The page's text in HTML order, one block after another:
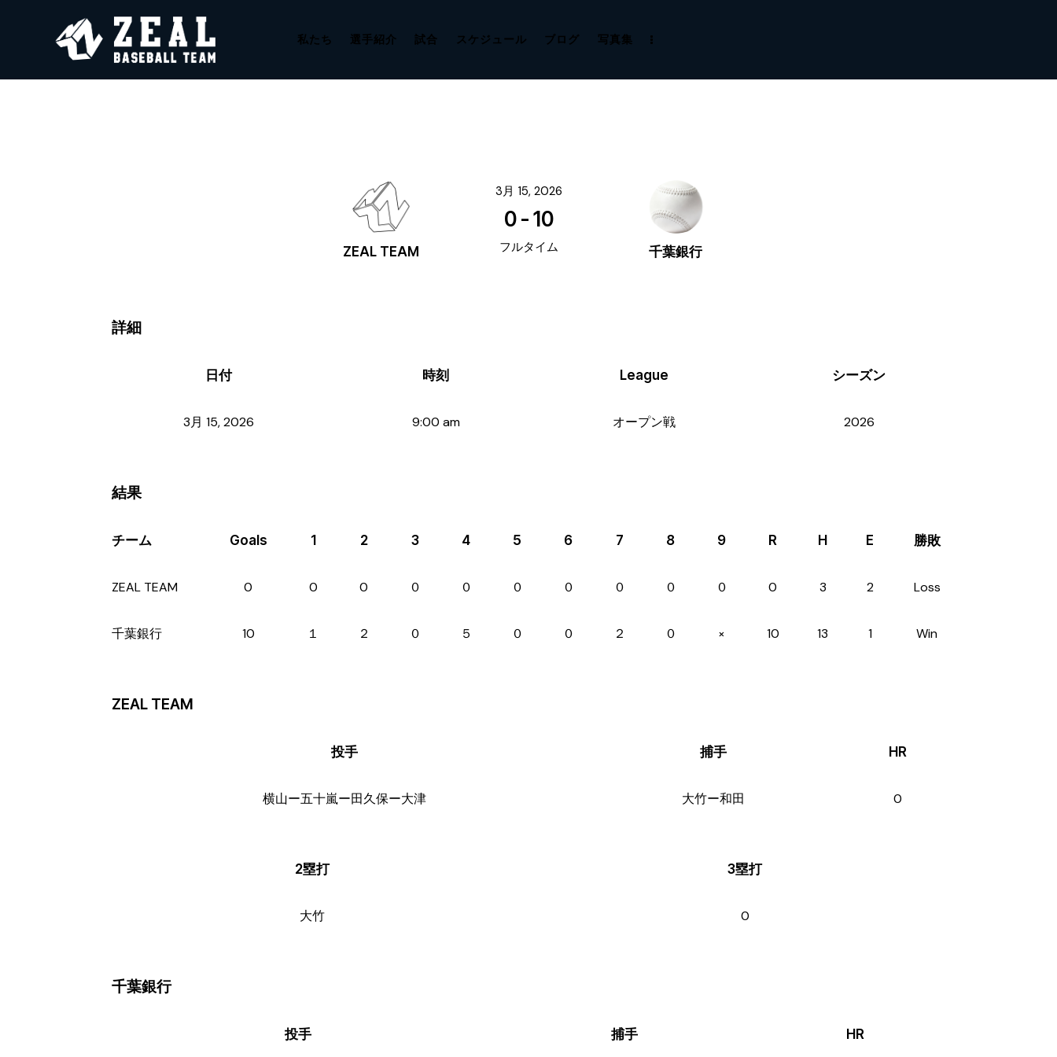
私たち 選手紹介 試合 スケジュール ブログ 写真集
ZEAL TEAM 千葉銀行
3月 15, 2026
0-10
フルタイム
詳細
日付 時刻 League シーズン
3月 15, 2026 9:00 am オープン戦 2026
結果
チーム Goals 1 2 3 4 5 6 7 8 9 R H E 勝敗
ZEAL TEAM 0 0 0 ０ ０ ０ ０ ０ ０ ０ 0 3 2 Loss
千葉銀行 10 １ ２ ０ ５ ０ ０ ２ ０ × 10 13 1 Win
ZEAL TEAM
投手 捕手 HR
横山ー五十嵐ー田久保ー大津 大竹ー和田 0
2塁打 3塁打
大竹 0
千葉銀行
投手 捕手 HR